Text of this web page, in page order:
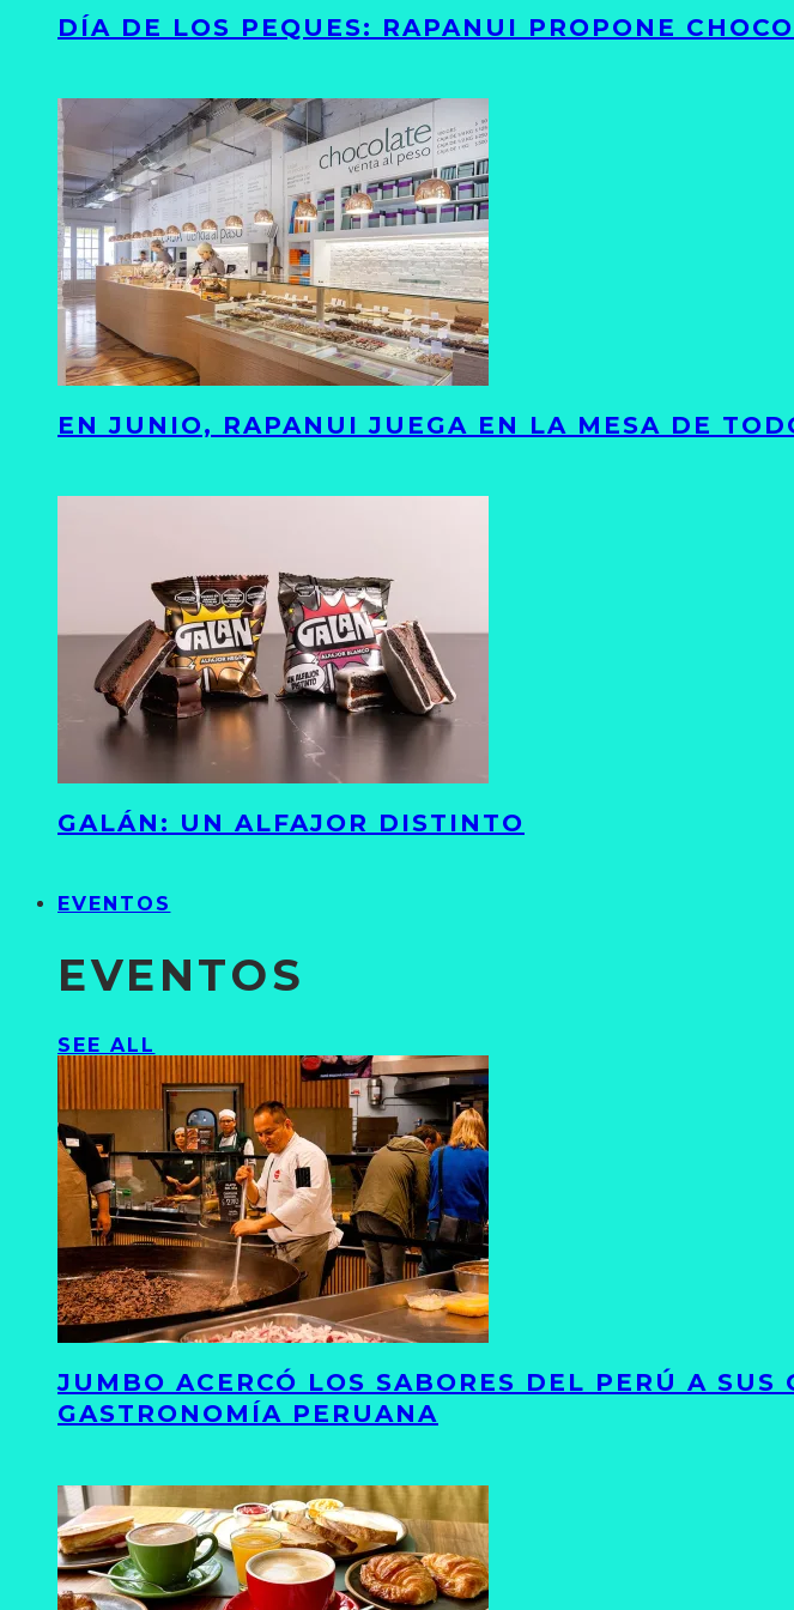
DÍA DE LOS PEQUES: RAPANUI PROPONE
EN JUNIO, RAPANUI JUEGA EN LA MESA DE
GALÁN: UN ALFAJOR DISTINTO
EVENTOS
EVENTOS
SEE ALL
JUMBO ACERCÓ LOS SABORES DEL PERÚ A
GASTRONOMÍA PERUANA